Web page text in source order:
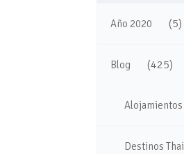
Año 2020 (5)
Blog (425)
Alojamientos
Destinos Thai